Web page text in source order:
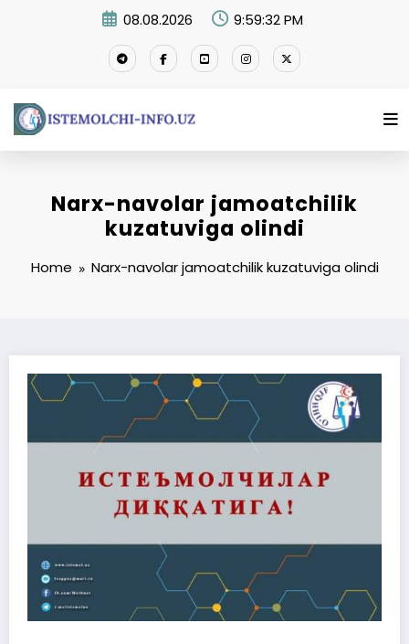
08.08.2026 9:59:33 PM
Narx-navolar jamoatchilik
kuzatuviga olindi
Home Narx-navolar jamoatchilik kuzatuviga olindi